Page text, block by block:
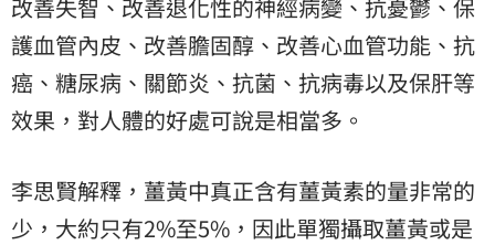
改善失智、改善退化性的神經病變、抗憂鬱、保
護血管內皮、改善膽固醇、改善心血管功能、抗
癌、糖尿病、關節炎、抗菌、抗病毒以及保肝等
效果，對人體的好處可說是相當多。
李思賢解釋，薑黃中真正含有薑黃素的量非常的
少，大約只有2%至5%，因此單獨攝取薑黃或是